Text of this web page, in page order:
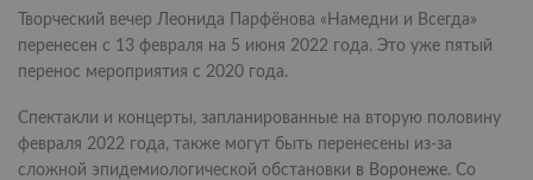
Творческий вечер Леонида Парфёнова «Намедни и Всегда»
перенесен с 13 февраля на 5 июня 2022 года. Это уже пятый
перенос мероприятия с 2020 года.
Спектакли и концерты, запланированные на вторую половину
февраля 2022 года, также могут быть перенесены из-за
сложной эпидемиологической обстановки в Воронеже. Со